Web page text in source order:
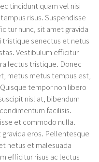
tincidunt quam vel nisi
risus. Suspendisse
nunc, sit amet gravida
senectus et netus
Vestibulum efficitur
lectus tristique. Donec
metus metus tempus est,
tempor non libero
nisl at, bibendum
facilisis.
et commodo nulla.
eros. Pellentesque
netus et malesuada
efficitur risus ac lectus